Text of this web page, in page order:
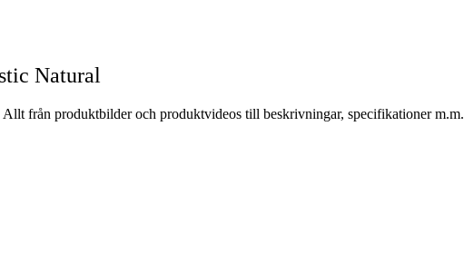
Natural
från produktbilder och produktvideos till beskrivningar, specifikationer m.m.